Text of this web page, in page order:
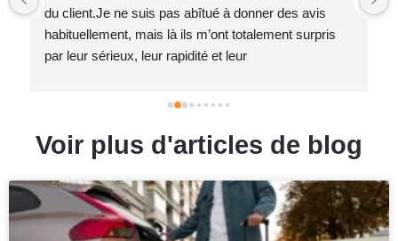
du client.Je ne suis pas abîtué à donner des avis
habituellement, mais là ils m’ont totalement surpris
par leur sérieux, leur rapidité et leur
Voir plus d'articles de blog